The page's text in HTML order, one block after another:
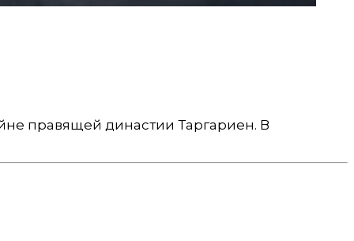
правящей династии Таргариен. В